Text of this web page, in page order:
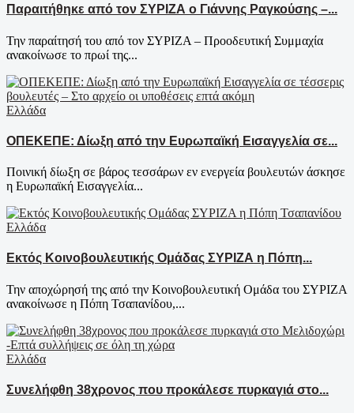
Παραιτήθηκε από τον ΣΥΡΙΖΑ ο Γιάννης Ραγκούσης –...
Την παραίτησή του από τον ΣΥΡΙΖΑ – Προοδευτική Συμμαχία
ανακοίνωσε το πρωί της...
Ελλάδα
ΟΠΕΚΕΠΕ: Δίωξη από την Ευρωπαϊκή Εισαγγελία σε...
Ποινική δίωξη σε βάρος τεσσάρων εν ενεργεία βουλευτών άσκησε
η Ευρωπαϊκή Εισαγγελία...
Ελλάδα
Εκτός Κοινοβουλευτικής Ομάδας ΣΥΡΙΖΑ η Πόπη...
Την αποχώρησή της από την Κοινοβουλευτική Ομάδα του ΣΥΡΙΖΑ
ανακοίνωσε η Πόπη Τσαπανίδου,...
Ελλάδα
Συνελήφθη 38χρονος που προκάλεσε πυρκαγιά στο...